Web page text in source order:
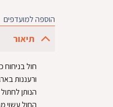
הוספה למועדפים
תיאור
חול בניחוח
ורעננות
הנותן
החול עשוי